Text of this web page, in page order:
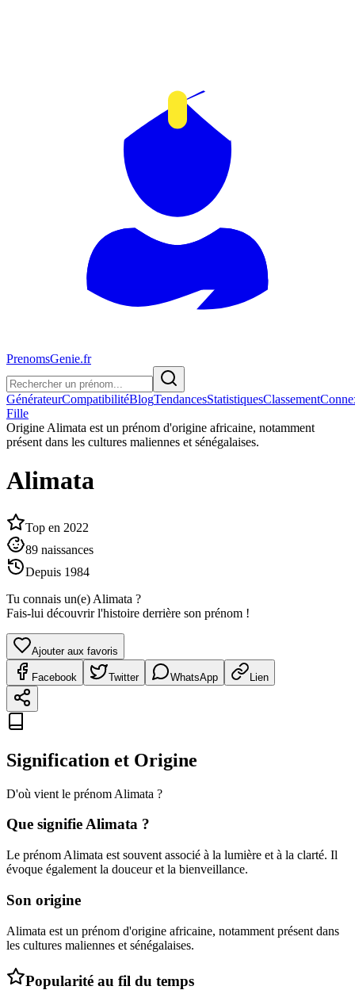
PrenomsGenie.fr
GénérateurCompatibilitéBlogTendancesStatistiquesClassement
Fille
Origine Alimata est un prénom d'origine africaine, notamment
présent dans les cultures maliennes et sénégalaises.
Alimata
Top en 2022
89 naissances
Depuis 1984
Tu connais un(e) Alimata ?
Fais-lui découvrir l'histoire derrière son prénom !
Ajouter aux favoris
Facebook Twitter WhatsApp Lien
Signification et Origine
D'où vient le prénom Alimata ?
Que signifieAlimata ?
Le prénom Alimata est souvent associé à la lumière et à la clarté. Il
évoque également la douceur et la bienveillance.
Son origine
Alimata est un prénom d'origine africaine, notamment présent dans
les cultures maliennes et sénégalaises.
Popularité au fil du temps